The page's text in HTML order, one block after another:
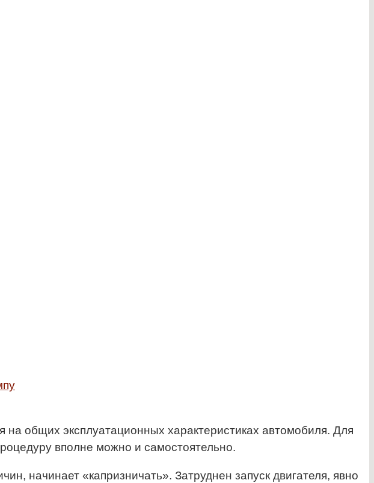
общих эксплуатационных характеристиках автомобиля. Для
вполне можно и самостоятельно.
начинает «капризничать». Затруднен запуск двигателя, явно